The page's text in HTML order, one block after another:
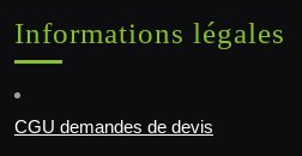
Informations légales
CGU demandes de devis